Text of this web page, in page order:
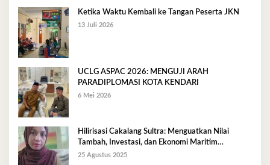
Ketika Waktu Kembali ke Tangan Peserta JKN
13 Juli 2026
UCLG ASPAC 2026: MENGUJI ARAH
PARADIPLOMASI KOTA KENDARI
6 Mei 2026
Hilirisasi Cakalang Sultra: Menguatkan Nilai
Tambah, Investasi, dan Ekonomi Maritim
Berkelanjutan
25 Agustus 2025